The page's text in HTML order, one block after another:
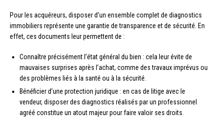
Pour les acquéreurs, disposer d’un ensemble complet de diagnostics
immobiliers représente une garantie de transparence et de sécurité. En
effet, ces documents leur permettent de :
Connaître précisément l’état général du bien : cela leur évite de
mauvaises surprises après l’achat, comme des travaux imprévus ou
des problèmes liés à la santé ou à la sécurité.
Bénéficier d’une protection juridique : en cas de litige avec le
vendeur, disposer des diagnostics réalisés par un professionnel
agréé constitue un atout majeur pour faire valoir ses droits.